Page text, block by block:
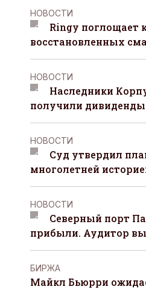
НОВОСТИ
Ringy поглощает
восстановленных
НОВОСТИ
Наследники
получили
НОВОСТИ
Суд утвердил
многолетней
НОВОСТИ
Северный порт
прибыли. Аудитор
БИРЖА
Майкл Бьюрри